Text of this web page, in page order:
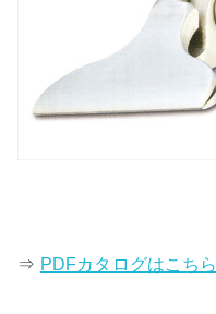
⇒ PDFカタログはこちら